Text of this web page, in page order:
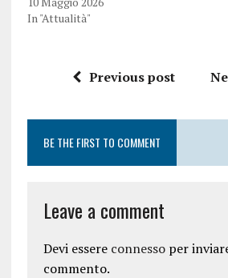
In "Attualità"
Previous post
BE THE FIRST TO COMMENT
Leave a comment
Devi essere connessoper
commento.